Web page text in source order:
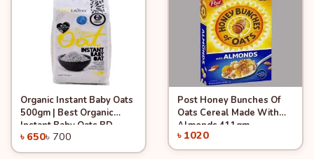
Quick ViewAdd to Cart -7%
Organic Instant Baby Oats
500gm | Best Organic
Instant Baby Oats BD
Online Shop
৳ 650৳ 700
Quick ViewAdd to Cart
Post Honey Bunches Of
Oats Cereal Made With
Almonds 411gm
৳ 1020